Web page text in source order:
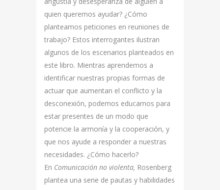
quien queremos ayudar? ¿Cómo
planteamos peticiones en reuniones de
trabajo? Estos interrogantes ilustran
algunos de los escenarios planteados en
este libro. Mientras aprendemos a
identificar nuestras propias formas de
actuar que aumentan el conflicto y la
desconexión, podemos educarnos para
estar presentes de un modo que
potencie la armonía y la cooperación, y
que nos ayude a responder a nuestras
necesidades. ¿Cómo hacerlo?
En Comunicación no violenta, Rosenberg
plantea una serie de pautas y habilidades